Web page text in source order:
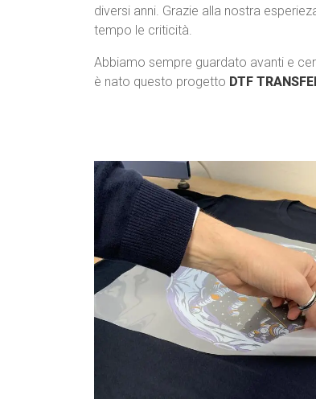
diversi anni. Grazie alla nostra
tempo le criticità.
Abbiamo sempre guardato avanti e
è nato questo progetto DTF